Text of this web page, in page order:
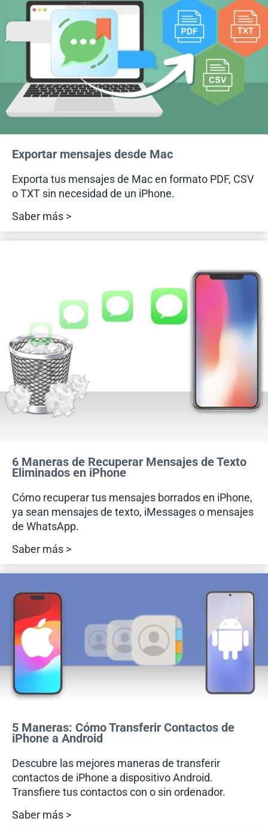
Exportar mensajes desde Mac
Exporta tus mensajes de Mac en formato PDF, CSV
o TXT sin necesidad de un iPhone.
Saber más >
6 Maneras de Recuperar Mensajes de Texto
Eliminados en iPhone
Cómo recuperar tus mensajes borrados en iPhone,
ya sean mensajes de texto, iMessages o mensajes
de WhatsApp.
Saber más >
5 Maneras: Cómo Transferir Contactos de
iPhone a Android
Descubre las mejores maneras de transferir
contactos de iPhone a dispositivo Android.
Transfiere tus contactos con o sin ordenador.
Saber más >